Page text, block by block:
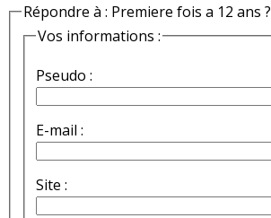
Répondre à : Premiere fois a 12 ans ?
Vos informations :
Pseudo :
E-mail :
Site :